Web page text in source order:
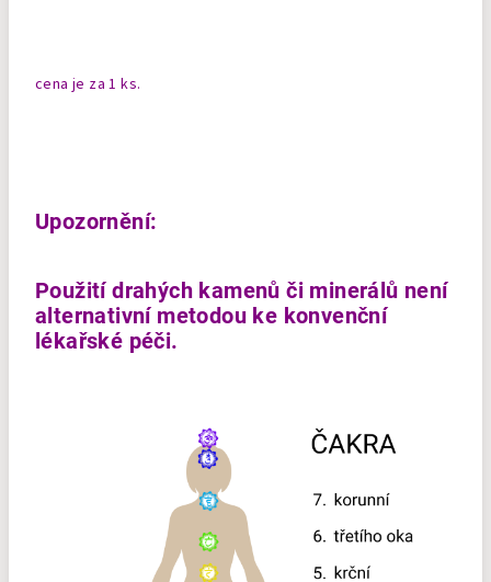
cena je za 1 ks.
Upozornění:
Použití drahých kamenů či minerálů není
alternativní metodou ke konvenční
lékařské péči.